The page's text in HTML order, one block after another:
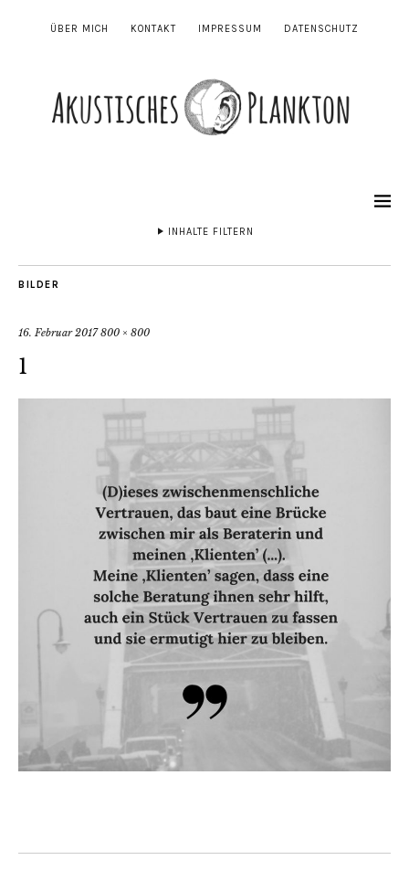
ÜBER MICH KONTAKT IMPRESSUM DATENSCHUTZ
INHALTE FILTERN
BILDER
16. Februar 2017 800 × 800
1